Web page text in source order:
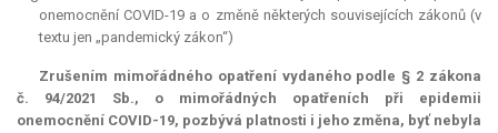
onemocnění COVID-19 a o změně některých souvisejících zákonů (v
textu jen „pandemický zákon“)
Zrušením mimořádného opatření vydaného podle § 2 zákona
č. 94/2021 Sb., o mimořádných opatřeních při epidemii
onemocnění COVID-19, pozbývá platnosti i jeho změna, byť nebyla